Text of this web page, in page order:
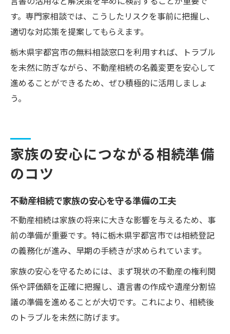
す。専門家相談では、こうしたリスクを事前に把握し、
適切な対応策を提案してもらえます。
栃木県宇都宮市の無料相談窓口を利用すれば、トラブル
を未然に防ぎながら、不動産相続の名義変更を安心して
進めることができるため、ぜひ積極的に活用しましょ
う。
家族の安心につながる相続準備
のコツ
不動産相続で家族の安心を守る準備の工夫
不動産相続は家族の将来に大きな影響を与えるため、事
前の準備が重要です。特に栃木県宇都宮市では相続登記
の義務化が進み、早期の手続きが求められています。
家族の安心を守るためには、まず現状の不動産の権利関
係や評価額を正確に把握し、遺言書の作成や遺産分割協
議の準備を進めることが大切です。これにより、相続後
のトラブルを未然に防げます。